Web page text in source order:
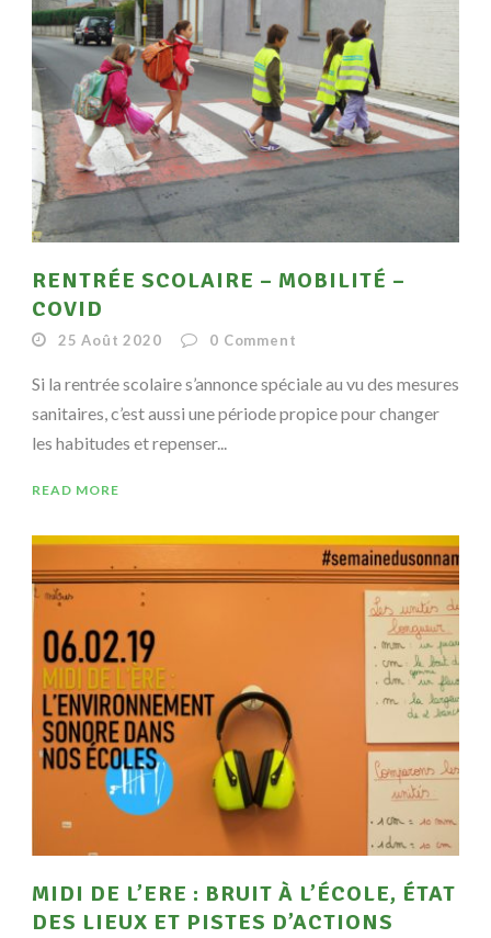
RENTRÉE SCOLAIRE – MOBILITÉ –
COVID
25 Août 2020 0 Comment
Si la rentrée scolaire s’annonce spéciale au vu des mesures
sanitaires, c’est aussi une période propice pour changer
les habitudes et repenser...
READ MORE
MIDI DE L’ERE : BRUIT À L’ÉCOLE, ÉTAT
DES LIEUX ET PISTES D’ACTIONS